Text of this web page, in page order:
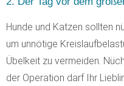
Hunde und Katzen sollten
um unnötige
Übelkeit zu vermeiden.
der Operation darf Ihr